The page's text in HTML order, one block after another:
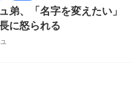
弟、「名字を変えたい」
に怒られる